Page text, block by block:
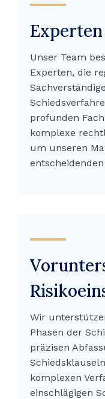
Experten
Unser Team
Experten, die
profunden
komplexe
um unseren
Wir
Phasen der
präzisen
komplexen
einschlägigen